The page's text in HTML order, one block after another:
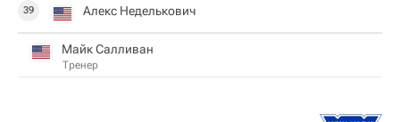
39 Алекс Неделькович
Майк Салливан
Тренер